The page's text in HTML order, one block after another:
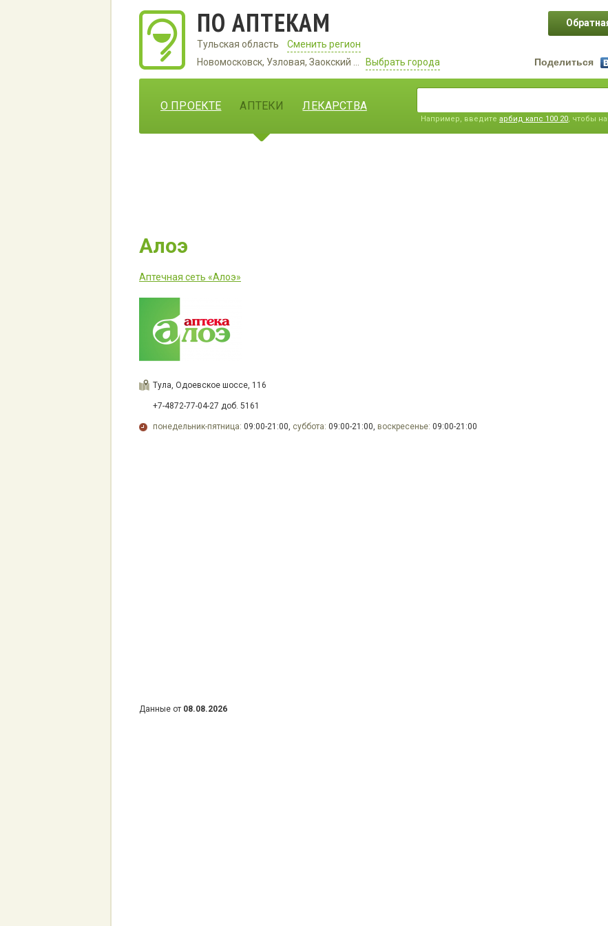
ПО АПТЕКАМ
Тульская область
Сменить регион
Новомосковск, Узловая, Заокский ...
Выбрать города Поделиться
О ПРОЕКТЕ АПТЕКИ ЛЕКАРСТВА
Например, введите арбид капс 100 20, чтобы
Алоэ
Аптечная сеть «Алоэ»
Тула, Одоевское шоссе, 116
+7-4872-77-04-27 доб. 5161
понедельник-пятница: 09:00-21:00, суббота: 09:00-21:00, воскресенье: 09:00-21:00
Данные от 08.08.2026